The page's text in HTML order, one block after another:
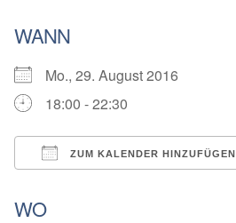
WANN
Mo., 29. August 2016
18:00 - 22:30
ZUM KALENDER HINZUFÜGEN
WO